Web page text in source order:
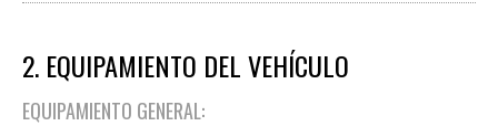
2. EQUIPAMIENTO DEL VEHÍCULO
EQUIPAMIENTO GENERAL: